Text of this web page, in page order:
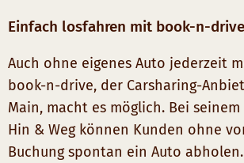
Einfach losfahren mit book-n-
Auch ohne eigenes Auto jederzeit
book-n-drive, der Carsharing-
Main, macht es möglich. Bei
Hin & Weg können Kunden ohne
Buchung spontan ein Auto